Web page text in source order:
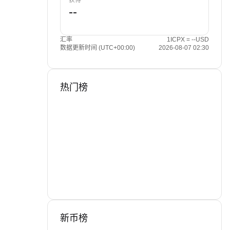
汇率
1ICPX = --USD
数据更新时间 (UTC+00:00)
2026-08-07 02:30
热门榜
新币榜